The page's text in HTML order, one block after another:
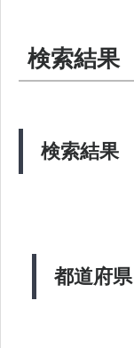
検索結果
検索結果
都道府県